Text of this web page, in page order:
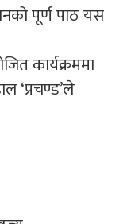
पूर्ण पाठ यस
कार्यक्रममा
‘प्रचण्ड’ले